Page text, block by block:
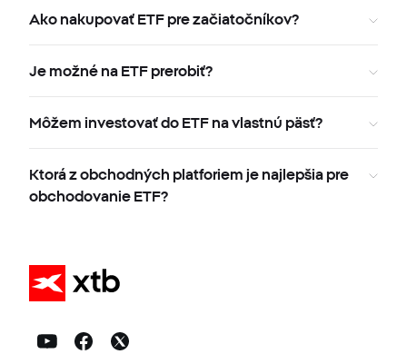
Ako nakupovať ETF pre začiatočníkov?
Je možné na ETF prerobiť?
Môžem investovať do ETF na vlastnú päsť?
Ktorá z obchodných platforiem je najlepšia pre
obchodovanie ETF?